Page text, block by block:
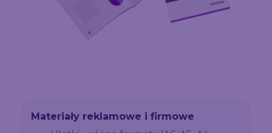
Materiały reklamowe i firmowe